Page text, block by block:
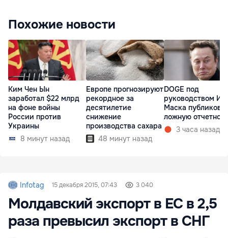
Похожие новости
Ким Чен Ын
заработал $22 млрд
на фоне войны
России против
Украины
8 минут назад
Европе прогнозируют
рекордное за
десятилетие
снижение
производства сахара
48 минут назад
DOGE под
руководством
Маска
ложную
3 часа назад
Infotag 15 декабря 2015, 07:43 3 040
Молдавский экспорт в ЕС в 2,5
раза превысил экспорт в СНГ